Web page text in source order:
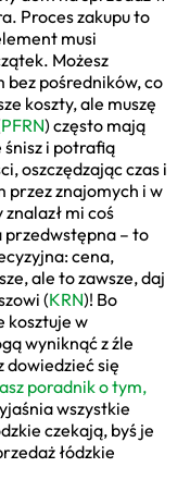
Proces zakupu to
musi
Możesz
bez pośredników, co
koszty, ale muszę
PFRN) często mają
i potrafią
oszczędzając czas i
przez znajomych i w
mi coś
przedwstępna – to
cena,
ale to zawsze, daj
(KRN)! Bo
kosztuje w
wyniknąć z źle
dowiedzieć się
poradnik o tym,
wszystkie
czekają, byś je
łódzkie